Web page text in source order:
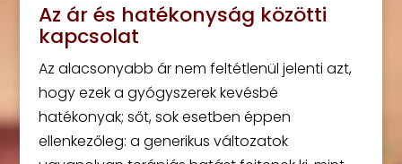
Az ár és hatékonyság közötti
kapcsolat
Az alacsonyabb ár nem feltétlenül jelenti azt,
hogy ezek a gyógyszerek kevésbé
hatékonyak; sőt, sok esetben éppen
ellenkezőleg: a generikus változatok